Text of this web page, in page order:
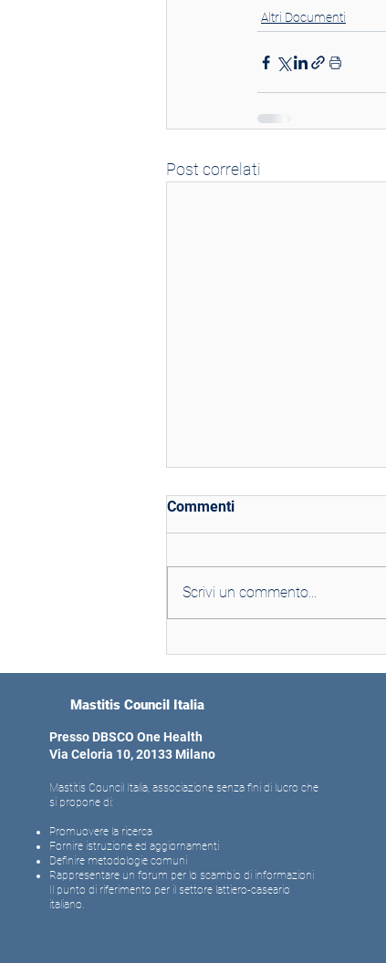
Altri Documenti
Post correlati
Commenti
Scrivi un commento...
Mastitis Council Italia
Presso DBSCO One Health
Via Celoria 10, 20133 Milano
Mastitis Council Italia, associazione senza fini di lucro che
si propone di:
Promuovere la ricerca
Fornire istruzione ed aggiornamenti
Definire metodologie comuni
Rappresentare un forum per lo scambio di informazioni
Il punto di riferimento per il settore lattiero-caseario
italiano.